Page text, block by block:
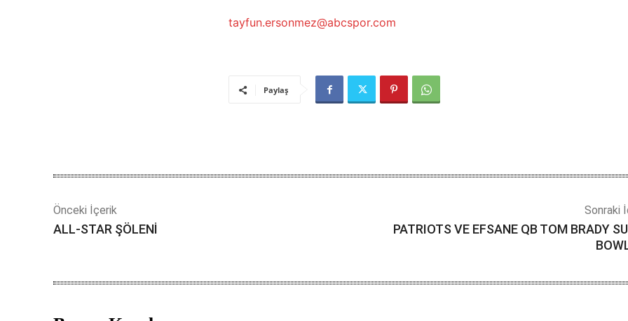
tayfun.ersonmez@abcspor.com
Paylaş
Önceki İçerik
ALL-STAR ŞÖLENİ
Sonraki
PATRIOTS VE EFSANE QB TOM BRADY